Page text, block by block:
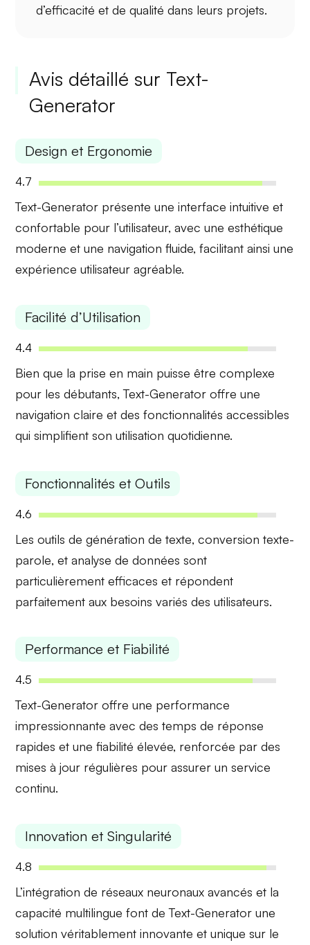
d’efficacité et de qualité dans leurs projets.
Avis détaillé sur Text-
Generator
Design et Ergonomie
4.7
Text-Generator présente uneinterface intuitive et
confortable pour l’utilisateur, avec une esthétique
moderne et une navigation fluide, facilitant ainsi une
expérience utilisateur agréable.
Facilité d’Utilisation
4.4
Bien que la prise en main puisse êtrecomplexe
pour les débutants, Text-Generator offre une
navigation claire et des fonctionnalités accessibles
qui simplifient son utilisation quotidienne.
Fonctionnalités et Outils
4.6
Les outils degénération de texte,conversion texte-
parole, etanalyse de données sont
particulièrement efficaces et répondent
parfaitement aux besoins variés des utilisateurs.
Performance et Fiabilité
4.5
Text-Generator offre une performance
impressionnante avec des temps de réponse
rapides et une fiabilité élevée, renforcée par des
mises à jour régulières pour assurer un service
continu.
Innovation et Singularité
4.8
L’intégration de réseaux neuronaux avancés et la
capacité multilingue font de Text-Generator une
solution véritablement innovante et unique sur le